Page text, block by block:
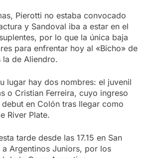
Pierotti no estaba convocado
y Sandoval iba a estar en el
por lo que la única baja
para enfrentar hoy al «Bicho» de
la de Aliendro.
lugar hay dos nombres: el juvenil
o Cristian Ferreira, cuyo ingreso
en Colón tras llegar como
River Plate.
tarde desde las 17.15 en San
Argentinos Juniors, por los